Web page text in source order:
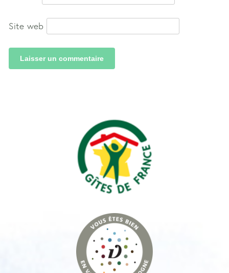
Site web